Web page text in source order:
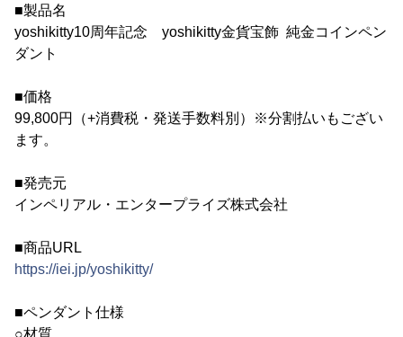
■製品名
yoshikitty10周年記念 yoshikitty金貨宝飾 純金コインペン
ダント
■価格
99,800円（+消費税・発送手数料別）※分割払いもござい
ます。
■発売元
インペリアル・エンタープライズ株式会社
■商品URL
https://iei.jp/yoshikitty/
■ペンダント仕様